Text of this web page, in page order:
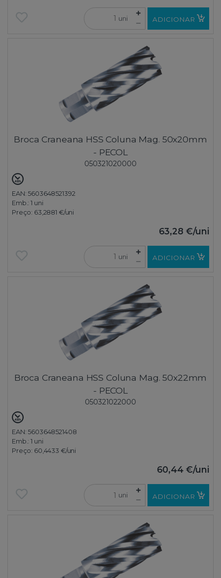
uni ADICIONAR
Broca Craneana HSS Coluna Mag. 50x20mm
- PECOL
050321020000
EAN: 5603648521392
Emb.:1 uni
Preço: 63,2881 €/uni
63,28 €/uni
uni ADICIONAR
Broca Craneana HSS Coluna Mag. 50x22mm
- PECOL
050321022000
EAN: 5603648521408
Emb.:1 uni
Preço: 60,4433 €/uni
60,44 €/uni
uni ADICIONAR